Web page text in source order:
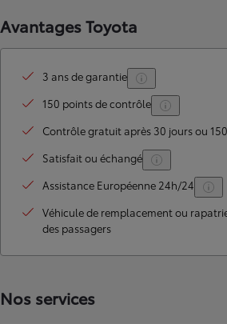
Avantages Toyota
3 ans de garantie
150 points de contrôle
Contrôle gratuit après 30 jours ou
Satisfait ou échangé
Assistance Européenne 24h/24
Véhicule de remplacement ou
des passagers
Nos services